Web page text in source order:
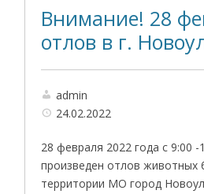
Внимание! 28
отлов в г.
admin
24.02.2022
28 февраля 2022 года с 9:00
произведен отлов животных
территории МО город